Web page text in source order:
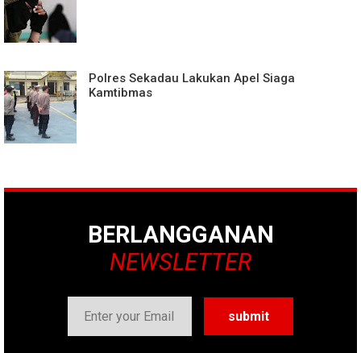
Polres Sekadau Lakukan Apel Siaga
Kamtibmas
BERLANGGANAN
NEWSLETTER